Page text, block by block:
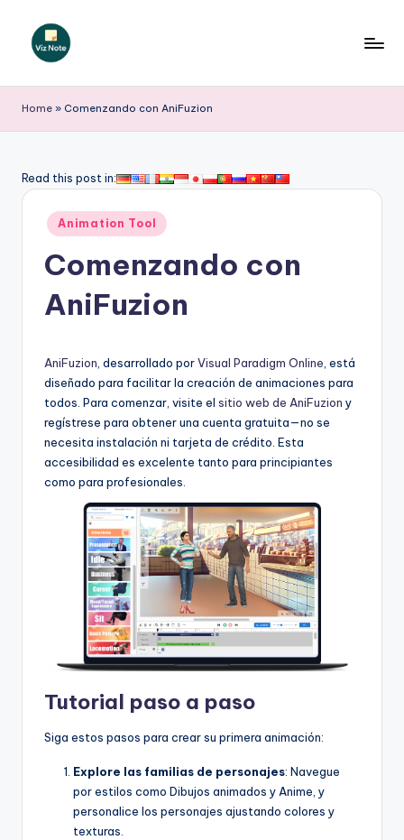
Saltar
iz
N
t
A
&
Home » Comenzando con AniFuzion
Read this post in:
Publicado
en
Animation Tool
Comenzando con
AniFuzion
AniFuzion , desarrollado porVisual Paradigm Online , está
diseñado para facilitar la creación de animaciones para
todos. Para comenzar, visite el sitio web de AniFuzion y
regístrese para obtener una cuenta gratuita—no se
necesita instalación ni tarjeta de crédito. Esta
accesibilidad es excelente tanto para principiantes
como para profesionales.
Tutorial paso a paso
Siga estos pasos para crear su primera animación:
Explore las familias de personajes: Navegue
por estilos como Dibujos animados y Anime, y
personalice los personajes ajustando colores y
texturas.